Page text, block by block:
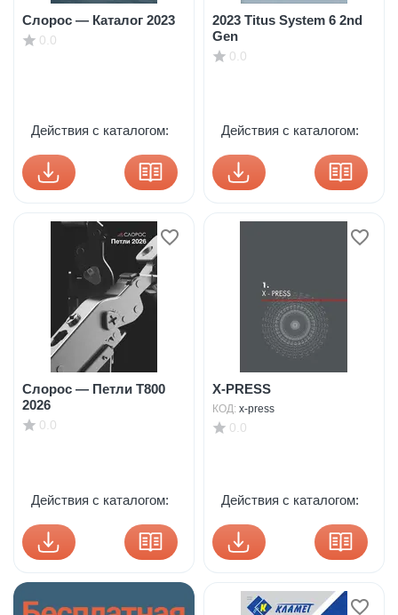
Слорос — Каталог 2023
0.0
Действия с каталогом:
2023 Titus System 6 2nd
Gen
0.0
Действия с каталогом:
Слорос — Петли Т800
2026
0.0
Действия с каталогом:
X-PRESS
КОД: x-press
0.0
Действия с каталогом: